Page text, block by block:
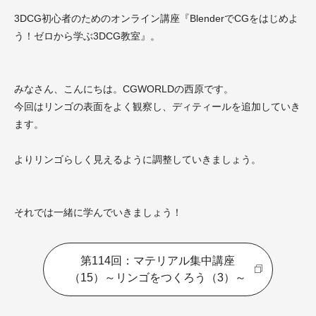
3DCG初心者のためのオンライン講座『BlenderでCGをはじめよ
う！ゼロから学ぶ3DCG教室』。
みなさん、こんにちは。CGWORLDの西原です。
今回はリンゴの表面をよく観察し、ディティールを追加していき
ます。
よりリンゴらしく見えるように調整していきましょう。
それでは一緒に学んでいきましょう！
第114回：マテリアル集中講座
（15）～リンゴをつくろう（3）～